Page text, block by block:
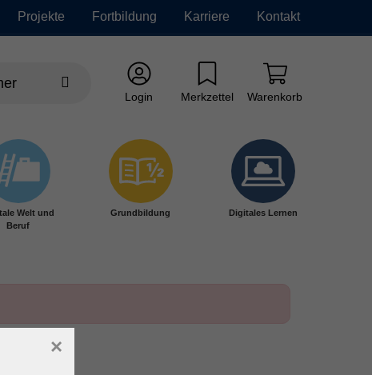
Projekte Fortbildung Karriere Kontakt
Login Merkzettel Warenkorb
Welt und
Beruf
Grundbildung Digitales Lernen
×